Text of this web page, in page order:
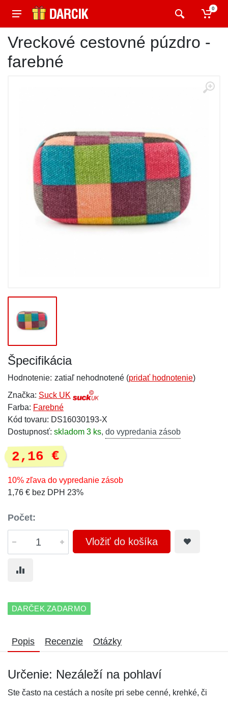
0
Vreckové cestovné púzdro -
farebné
Špecifikácia
Hodnotenie: zatiaľ nehodnotené (pridať hodnotenie)
Značka: Suck UK
Farba: Farebné
Kód tovaru: DS16030193-X
Dostupnosť: skladom 3 ks, do vypredania zásob
2,16 €
10% zľava do vypredanie zásob
1,76 € bez DPH 23%
Počet:
Vložiť do košíka
DARČEK ZADARMO
Popis Recenzie Otázky
Určenie: Nezáleží na pohlaví
Ste často na cestách a nosíte pri sebe cenné, krehké, či